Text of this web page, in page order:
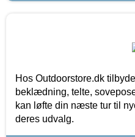
Hos Outdoorstore.dk
beklædning, telte,
kan løfte din næste tur til
deres udvalg.